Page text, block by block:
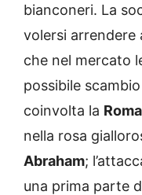
bianconeri. La
volersi arrendere
che nel mercato
possibile
coinvolta la Roma
nella rosa
Abraham;
una prima parte